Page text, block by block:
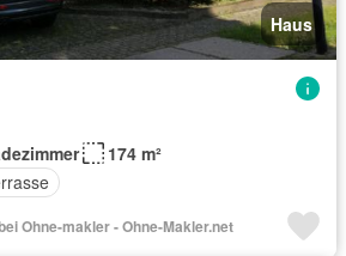
Haus
174 m²
Ohne-makler - Ohne-Makler.net